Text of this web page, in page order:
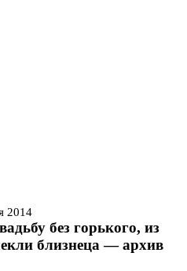
Архив
2014
без горького, из
близнеца — архив